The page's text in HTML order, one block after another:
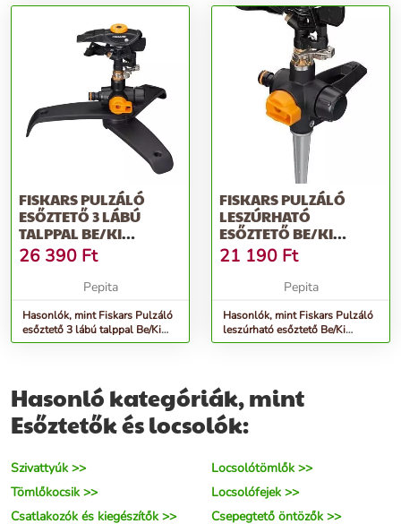
FISKARS PULZÁLÓ
ESŐZTETŐ 3 LÁBÚ
TALPPAL BE/KI
FUNKCIÓVAL
26 390 Ft
Pepita
Hasonlók, mint Fiskars Pulzáló
esőztető 3 lábú talppal Be/Ki
funkcióval
FISKARS PULZÁLÓ
LESZÚRHATÓ
ESŐZTETŐ BE/KI
FUNKCIÓVAL
21 190 Ft
Pepita
Hasonlók, mint Fiskars Pulzáló
leszúrható esőztető Be/Ki
funkcióval
Hasonló kategóriák, mint
Esőztetők és locsolók:
Szivattyúk >>
Locsolótömlők >>
Tömlőkocsik >>
Locsolófejek >>
Csatlakozók és kiegészítők >>
Csepegtető öntözők >>